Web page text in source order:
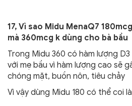
17, Vì sao Midu MenaQ7
mà 360mcg k dùng cho bà bầu
Trong Midu 360 có hàm lượng
với mẹ bầu vì hàm lượng cao sẽ
chóng mặt, buồn nôn, tiêu chảy
Vì vậy dùng Midu 180 có thể coi